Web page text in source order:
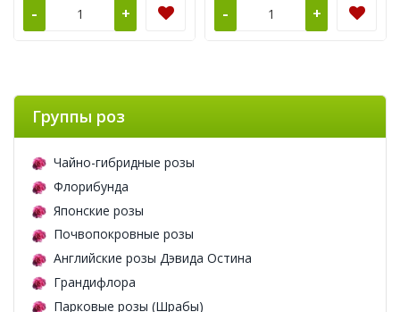
- + - +
Группы роз
Чайно-гибридные розы
Флорибунда
Японские розы
Почвопокровные розы
Английские розы Дэвида Остина
Грандифлора
Парковые розы (Шрабы)